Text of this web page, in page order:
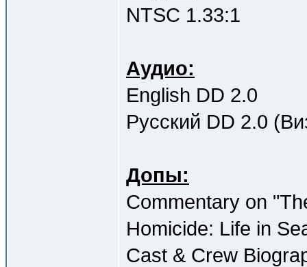
NTSC 1.33:1
Аудио:
English DD 2.0
Русский DD 2.0
Допы:
Commentary on
Homicide: Life in
Cast & Crew